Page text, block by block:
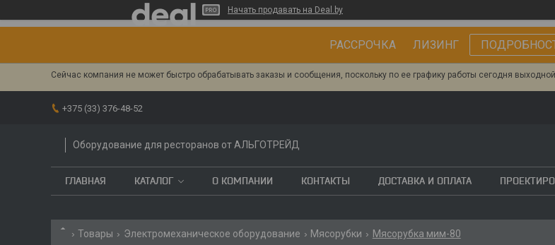
Начать продавать на Deal.by
РАССРОЧКА ЛИЗИНГ
Сейчас компания не может быстро обрабатывать заказы и сообщения, поскольку по ее графику работы сегодня
+375 (33) 376-48-52
Оборудование для ресторанов от АЛЬГОТРЕЙД
ГЛАВНАЯ КАТАЛОГ О КОМПАНИИ КОНТАКТЫ ДОСТАВКА И ОПЛАТА
Товары Электромеханическое оборудование Мясорубки Мясорубка мим-80